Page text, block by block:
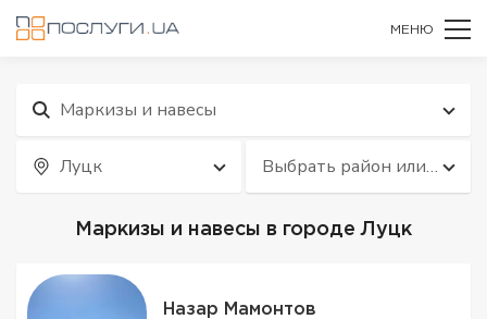
МЕНЮ
Маркизы и навесы
Луцк Выбрать район или
квартал
Маркизы и навесы в городе Луцк
Назар Мамонтов